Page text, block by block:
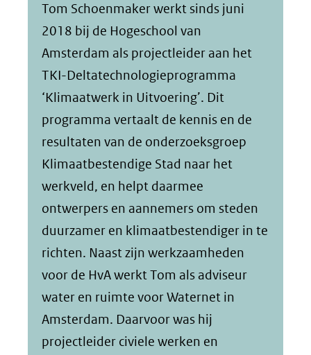
Tom Schoenmaker werkt sinds juni
2018 bij de Hogeschool van
Amsterdam als projectleider aan het
TKI-Deltatechnologieprogramma
‘Klimaatwerk in Uitvoering’. Dit
programma vertaalt de kennis en de
resultaten van de onderzoeksgroep
Klimaatbestendige Stad naar het
werkveld, en helpt daarmee
ontwerpers en aannemers om steden
duurzamer en klimaatbestendiger in te
richten. Naast zijn werkzaamheden
voor de HvA werkt Tom als adviseur
water en ruimte voor Waternet in
Amsterdam. Daarvoor was hij
projectleider civiele werken en